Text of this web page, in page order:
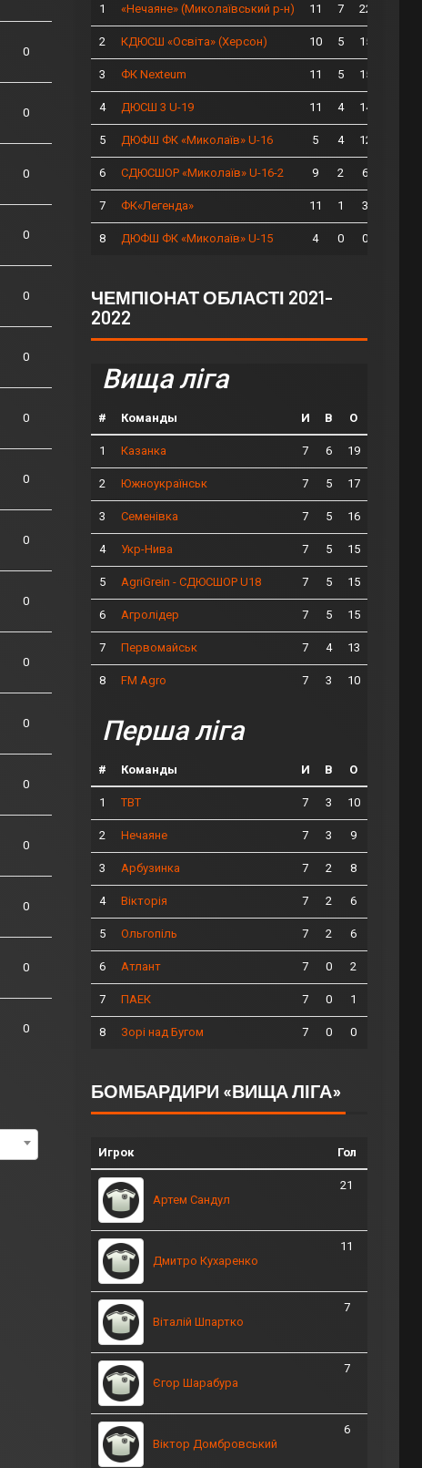
0
0
0
0
0
0
0
0
0
0
0
0
0
0
0
0
0
1 «Нечаяне» (Миколаївський р-н) 11 7 22
2 КДЮСШ «Освіта» (Херсон) 10 5 15
3 ФК Nexteum 11 5 15
4 ДЮСШ 3 U-19 11 4 14
5 ДЮФШ ФК «Миколаїв» U-16 5 4 12
6 СДЮСШОР «Миколаїв» U-16-2 9 2 6
7 ФК«Легенда» 11 1 3
8 ДЮФШ ФК «Миколаїв» U-15 4 0 0
ЧЕМПІОНАТ ОБЛАСТІ 2021-
2022
Вища ліга
# Команды И В О
1 Казанка 7 6 19
2 Южноукраїнськ 7 5 17
3 Семенівка 7 5 16
4 Укр-Нива 7 5 15
5 AgriGrein - СДЮСШОР U18 7 5 15
6 Агролідер 7 5 15
7 Первомайськ 7 4 13
8 FM Agro 7 3 10
Перша ліга
# Команды И В О
1 ТВТ 7 3 10
2 Нечаяне 7 3 9
3 Арбузинка 7 2 8
4 Вікторія 7 2 6
5 Ольгопіль 7 2 6
6 Атлант 7 0 2
7 ПАЕК 7 0 1
8 Зорі над Бугом 7 0 0
БОМБАРДИРИ «ВИЩА ЛІГА»
Игрок Гол
Артем Сандул
21
Дмитро Кухаренко
11
Віталій Шпартко
7
Єгор Шарабура
7
Віктор Домбровський
6